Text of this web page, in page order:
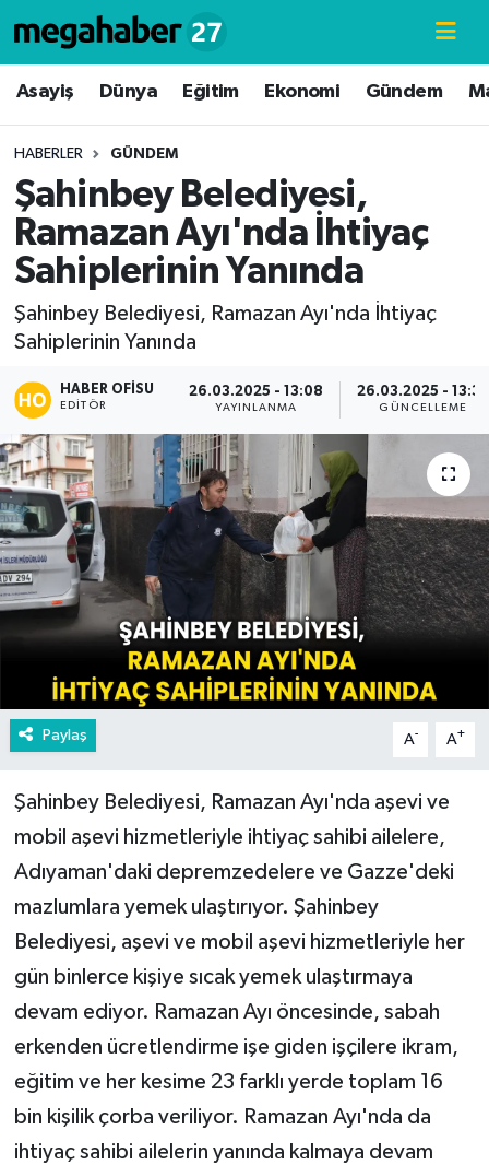
Asayiş Dünya Eğitim Ekonomi Gündem
HABERLER GÜNDEM
Şahinbey Belediyesi,
Ramazan Ayı'nda İhtiyaç
Sahiplerinin Yanında
Şahinbey Belediyesi, Ramazan Ayı'nda İhtiyaç
Sahiplerinin Yanında
HABER OFISU
EDITÖR
26.03.2025 - 13:08
YAYINLANMA
26.03.2025 - 13:37
GÜNCELLEME
Paylaş A- A+
Şahinbey Belediyesi, Ramazan Ayı'nda aşevi ve
mobil aşevi hizmetleriyle ihtiyaç sahibi ailelere,
Adıyaman'daki depremzedelere ve Gazze'deki
mazlumlara yemek ulaştırıyor. Şahinbey
Belediyesi, aşevi ve mobil aşevi hizmetleriyle her
gün binlerce kişiye sıcak yemek ulaştırmaya
devam ediyor. Ramazan Ayı öncesinde, sabah
erkenden ücretlendirme işe giden işçilere ikram,
eğitim ve her kesime 23 farklı yerde toplam 16
bin kişilik çorba veriliyor. Ramazan Ayı'nda da
ihtiyaç sahibi ailelerin yanında kalmaya devam
Hava Durumu
Süper Lig Puan Durumu ve Fikstür
Tüm Manşetler
Son Dakika Haberleri